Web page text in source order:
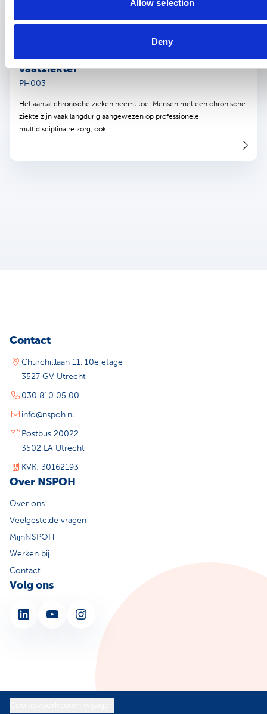
Allow selection
Deny
Is een zorggroep van invloed op kosten en
voorschrijfbeleid van de cardiovasculaire
vaatziekte?
PH003
Het aantal chronische zieken neemt toe. Mensen met een chronische
ziekte zijn vaak langdurig aangewezen op professionele
multidisciplinaire zorg, ook...
Contact
Churchilllaan 11, 10e etage
3527 GV Utrecht
030 810 05 00
info@nspoh.nl
Postbus 20022
3502 LA Utrecht
KVK: 30162193
Over NSPOH
Over ons
Veelgestelde vragen
MijnNSPOH
Werken bij
Contact
Volg ons
LinkedIn YouTube Instagram